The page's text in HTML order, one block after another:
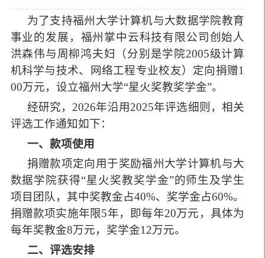
为了支持福州大学计算机与大数据学院教育
事业的发展，福州掌中云科技有限公司创始人
洪森伟与周柳鸿夫妇（分别是学院2005级计算
机科学与技术、网络工程专业校友）定向捐赠1
00万元，设立福州大学“星火奖教奖学金”。
经研究，2026年沿用2025年评选细则，相关
评选工作通知如下：
一、款项使用
捐赠款项定向用于奖励福州大学计算机与大
数据学院获得“星火奖教奖学金”的师生及学生
项目团队，其中奖教金占40%、奖学金占60%。
捐赠款项实施年限5年，即每年20万元，具体为
每年奖教金8万元，奖学金12万元。
二、评选安排